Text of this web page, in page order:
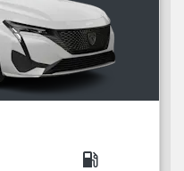
local_gas_station